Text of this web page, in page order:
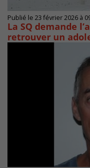
Publié le 23 février 2026 à
La SQ demande
retrouver un